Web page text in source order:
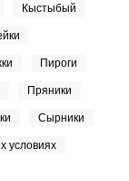
Кыстыбый
Пироги
Пряники
Сырники
условиях